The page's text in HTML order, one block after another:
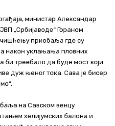
министар Александар
„Србијаводе“ Гораном
приобаља где су
након уклањања пловних
би треебало да буде мост који
дуж њеног тока. Сава је бисер
на Савском венцу
хелијумских балона и